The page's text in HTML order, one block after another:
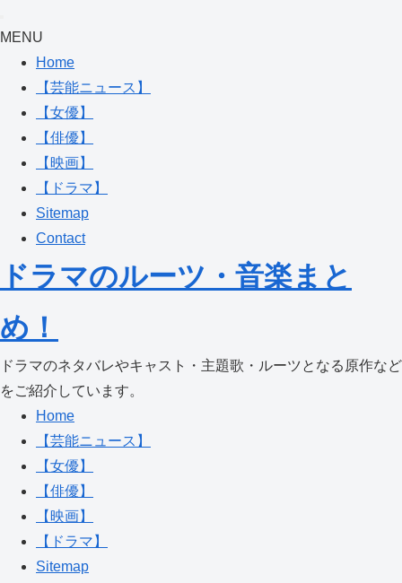
MENU
Home
【芸能ニュース】
【女優】
【俳優】
【映画】
【ドラマ】
Sitemap
Contact
ドラマのルーツ・音楽まと
め！
ドラマのネタバレやキャスト・主題歌・ルーツとなる原作など
をご紹介しています。
Home
【芸能ニュース】
【女優】
【俳優】
【映画】
【ドラマ】
Sitemap